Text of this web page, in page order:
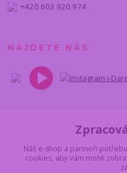
+420 603 920 974
NAJDETE NÁS
Náš e-shop a partneři
cookies, aby Vám mohli